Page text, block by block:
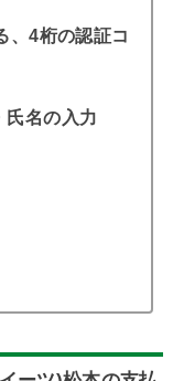
、4桁の認証コ
氏名の入力